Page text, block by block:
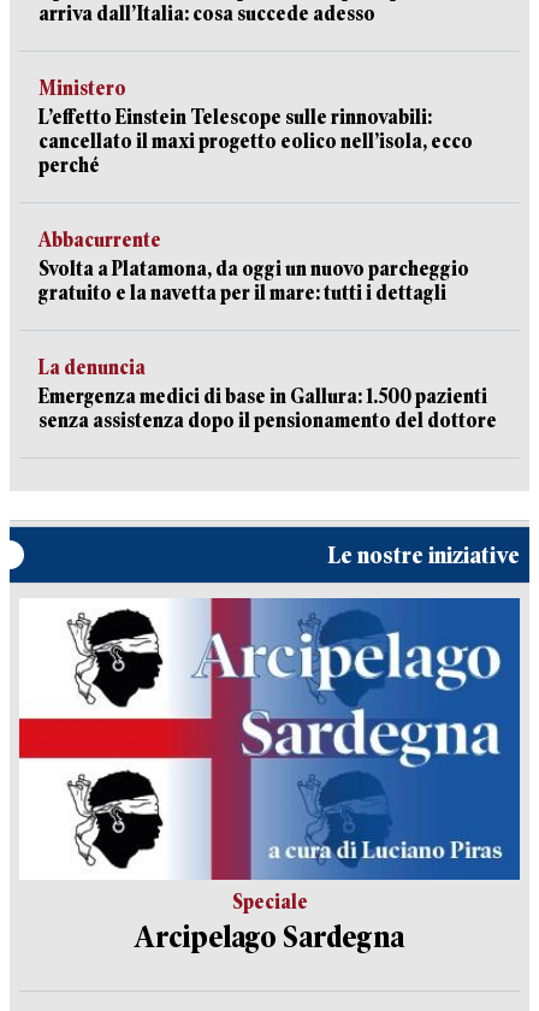
arriva dall’Italia: cosa succede adesso
Ministero
L’effetto Einstein Telescope sulle rinnovabili:
cancellato il maxi progetto eolico nell’isola, ecco
perché
Abbacurrente
Svolta a Platamona, da oggi un nuovo parcheggio
gratuito e la navetta per il mare: tutti i dettagli
La denuncia
Emergenza medici di base in Gallura: 1.500 pazienti
senza assistenza dopo il pensionamento del dottore
Le nostre iniziative
Speciale
Arcipelago Sardegna